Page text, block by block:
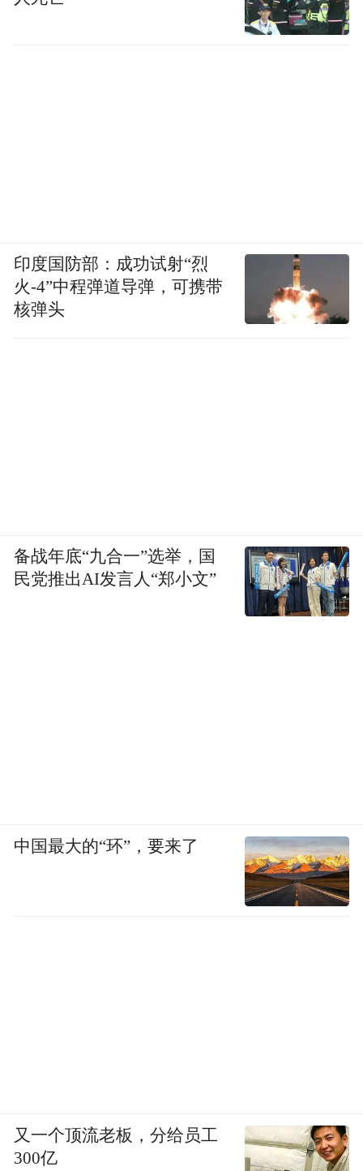
印度国防部：成功试射“烈
火-4”中程弹道导弹，可携带
核弹头
备战年底“九合一”选举，国
民党推出AI发言人“郑小文”
中国最大的“环”，要来了
又一个顶流老板，分给员工
300亿